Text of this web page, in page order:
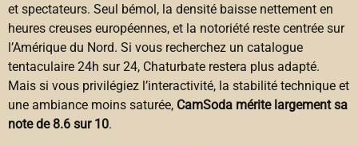
et spectateurs. Seul bémol, la densité baisse nettement en
heures creuses européennes, et la notoriété reste centrée sur
l’Amérique du Nord. Si vous recherchez un catalogue
tentaculaire 24h sur 24, Chaturbate restera plus adapté.
Mais si vous privilégiez l’interactivité, la stabilité technique et
une ambiance moins saturée, CamSoda mérite largement sa
note de 8.6 sur 10.